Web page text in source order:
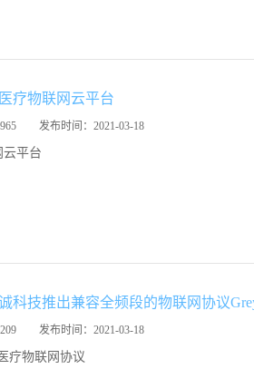
疗物联网云平台
发布时间： 2021-03-18
云平台
科技推出兼容全频段的物联网协议
发布时间： 2021-03-18
疗物联网协议